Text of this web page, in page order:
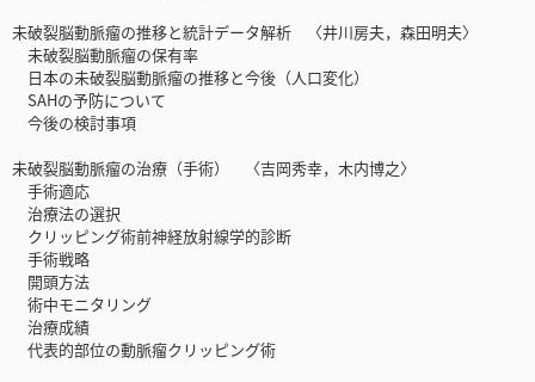
未破裂脳動脈瘤の推移と統計データ解析 〈井川房夫，森田明夫〉
未破裂脳動脈瘤の保有率
日本の未破裂脳動脈瘤の推移と今後（人口変化）
SAHの予防について
今後の検討事項
未破裂脳動脈瘤の治療（手術） 〈吉岡秀幸，木内博之〉
手術適応
治療法の選択
クリッピング術前神経放射線学的診断
手術戦略
開頭方法
術中モニタリング
治療成績
代表的部位の動脈瘤クリッピング術